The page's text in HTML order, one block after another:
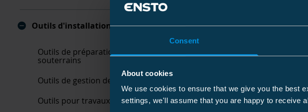
Consent
About cookies
We use cookies to ensure that we give you the best
settings, we'll assume that you are happy to receive
Outils d'installation
Outils de préparation de câbles
souterrains
Outils de gestion des câbles
Outils pour travaux sous tension